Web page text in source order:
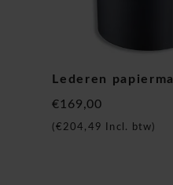
Lederen
€169,00
€204,49 Incl. btw)